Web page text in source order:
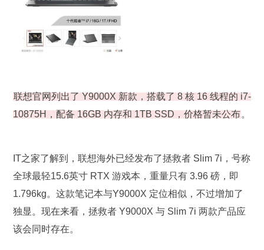
联想官网列出了 Y9000X 新款，搭载了 8 核 16 线程的 i7-
10875H，配备 16GB 内存和 1TB SSD，价格暂未公布。
IT之家了解到，联想海外已经发布了拯救者 Slim 7i，号称
全球最轻15.6英寸 RTX 游戏本，重量只有 3.96 磅，即
1.796kg。这款笔记本与Y9000X 定位相似，不过增加了
独显。现在来看，拯救者 Y9000X 与 Slim 7i 两款产品应
该会同时存在。